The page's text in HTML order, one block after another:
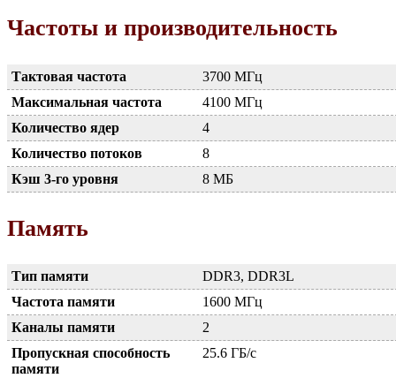
Частоты и производительность
Тактовая частота
3700 МГц
Максимальная частота
4100 МГц
Количество ядер
4
Количество потоков
8
Кэш 3-го уровня
8 МБ
Память
Тип памяти
DDR3, DDR3L
Частота памяти
1600 МГц
Каналы памяти
2
Пропускная способность
памяти
25.6 ГБ/с